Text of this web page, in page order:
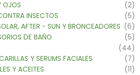
OJOS
(2)
INSECTOS
(5)
AFTER - SUN Y BRONCEADORES (6)
DE BAÑO
(5)
(44)
Y SERUMS FACIALES
(7)
Y ACEITES
(11)